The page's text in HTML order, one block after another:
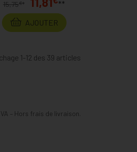
15,75€*
**
AJOUTER
1-12 des 39 articles
– Hors frais de livraison.